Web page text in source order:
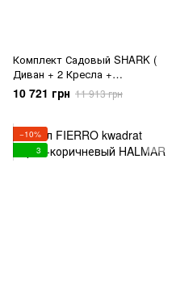
Комплект Садовый SHARK (
Диван + 2 Кресла +
Журнальный Столик)
Капучино/Черный HALMAR
10 721 грн 11 913 грн
−10%
3